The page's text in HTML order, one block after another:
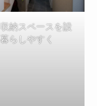
納スペースを設
らしやすく